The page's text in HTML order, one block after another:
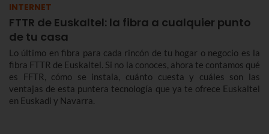
INTERNET
FTTR de Euskaltel: la fibra a cualquier punto
de tu casa
Lo último en fibra para cada rincón de tu hogar o negocio es la
fibra FTTR de Euskaltel. Si no la conoces, ahora te contamos qué
es FFTR, cómo se instala, cuánto cuesta y cuáles son las
ventajas de esta puntera tecnología que ya te ofrece Euskaltel
en Euskadi y Navarra.